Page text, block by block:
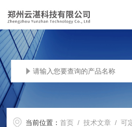
当前位置：首页 /技术文章 / 可定制